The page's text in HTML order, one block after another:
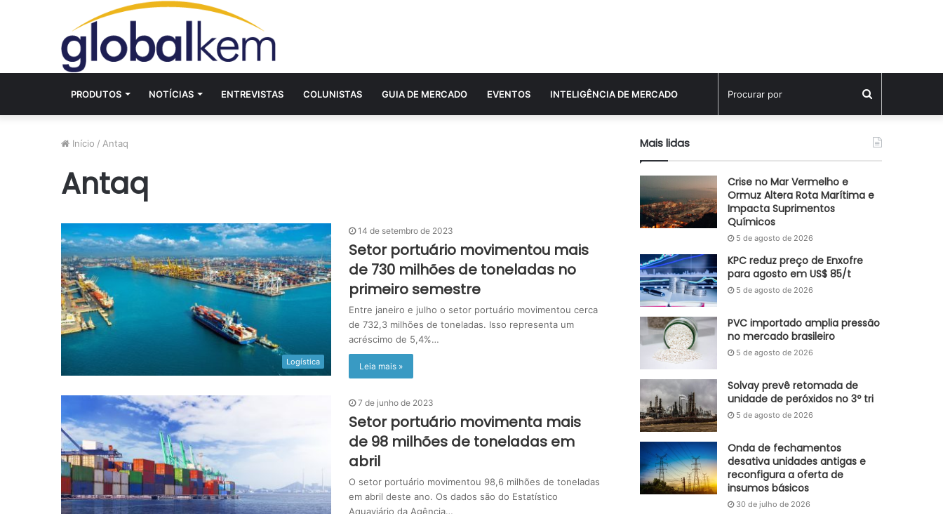
PRODUTOS NOTÍCIAS ENTREVISTAS COLUNISTAS GUIA DE MERCADO EVENTOS INTELIGÊNCIA DE MERCADO
por
Início / Antaq
Antaq
Logística
14 de setembro de 2023
Setor portuário movimentou mais
de 730 milhões de toneladas no
primeiro semestre
Entre janeiro e julho o setor portuário movimentou cerca
de 732,3 milhões de toneladas. Isso representa um
acréscimo de 5,4%…
Leia mais »
7 de junho de 2023
Setor portuário movimenta mais
de 98 milhões de toneladas em
abril
O setor portuário movimentou 98,6 milhões de toneladas
em abril deste ano. Os dados são do Estatístico
Aquaviário da Agência…
Mais lidas
Crise no Mar Vermelho e
Ormuz Altera Rota Marítima e
Impacta Suprimentos
Químicos
5 de agosto de 2026
KPC reduz preço de Enxofre
para agosto em US$ 85/t
5 de agosto de 2026
PVC importado amplia pressão
no mercado brasileiro
5 de agosto de 2026
Solvay prevê retomada de
unidade de peróxidos no 3º tri
5 de agosto de 2026
Onda de fechamentos
desativa unidades antigas e
reconfigura a oferta de
insumos básicos
30 de julho de 2026